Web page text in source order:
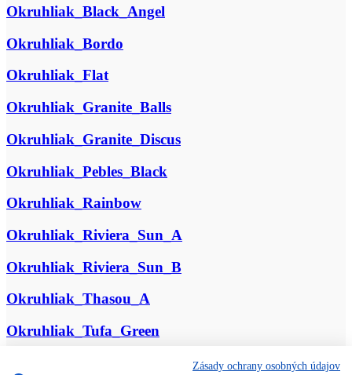
Okruhliak_Black_Angel
Okruhliak_Bordo
Okruhliak_Flat
Okruhliak_Granite_Balls
Okruhliak_Granite_Discus
Okruhliak_Pebles_Black
Okruhliak_Rainbow
Okruhliak_Riviera_Sun_A
Okruhliak_Riviera_Sun_B
Okruhliak_Thasou_A
Okruhliak_Tufa_Green
Zásady ochrany osobných údajov